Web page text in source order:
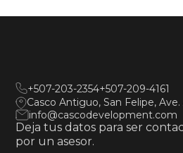
+507-203-2354+507-209-4161
Casco Antiguo, San Felipe, Ave.
info@cascodevelopment.com
Deja tus datos para ser
por un asesor.